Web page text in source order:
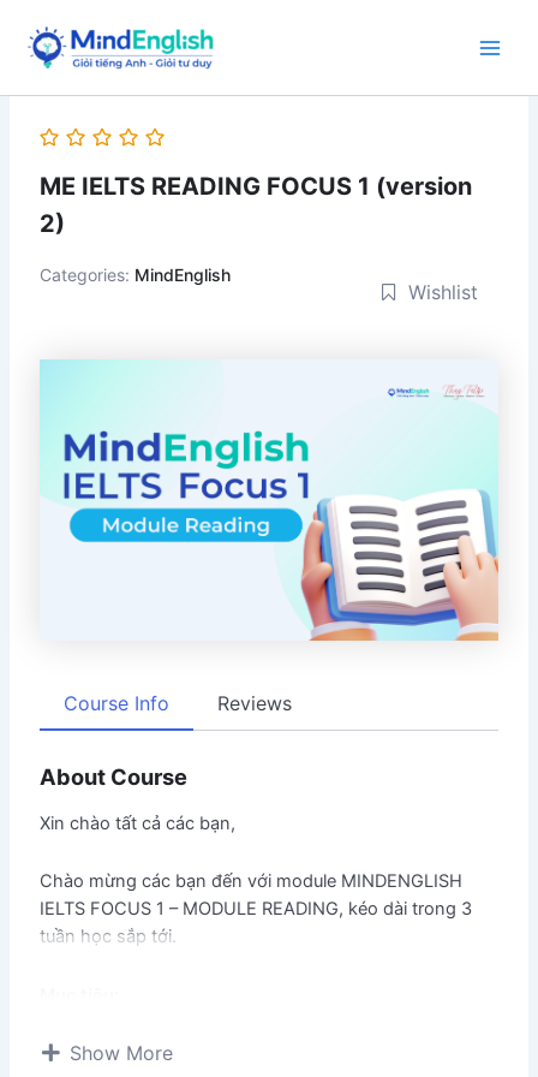
content
ME IELTS READING FOCUS 1 (version
2)
Categories: MindEnglish
Wishlist
Course Info Reviews
About Course
Xin chào tất cả các bạn,
Chào mừng các bạn đến với module MINDENGLISH
IELTS FOCUS 1 – MODULE READING, kéo dài trong 3
tuần học sắp tới.
(1) nắm đượccách phân tích các cụm từ và các câu
Show More